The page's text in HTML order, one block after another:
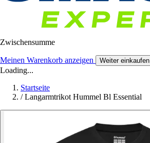
Zwischensumme
Meinen Warenkorb anzeigen Weiter einkaufen
Loading...
Startseite
/ Langarmtrikot Hummel Bl Essential